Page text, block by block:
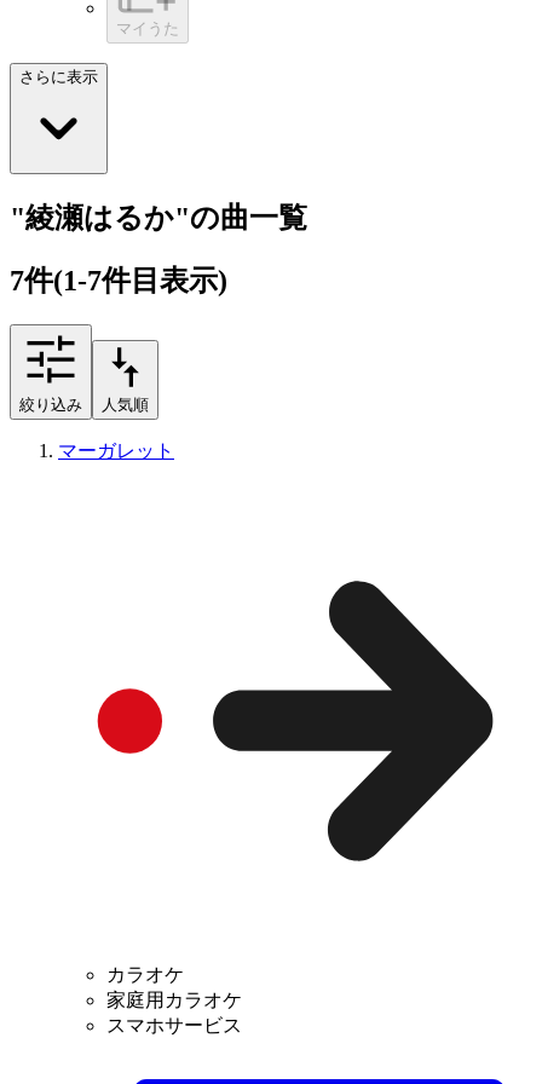
マイうた
さらに表示
"綾瀬はるか"の曲一覧
7件(1-7件目表示)
絞り込み 人気順
マーガレット
カラオケ
家庭用カラオケ
スマホサービス